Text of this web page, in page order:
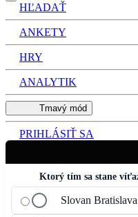
HĽADAŤ
ANKETY
HRY
ANALYTIK
Tmavý mód
PRIHLÁSIŤ SA
Ktorý tím sa stane
Slovan Bratislava